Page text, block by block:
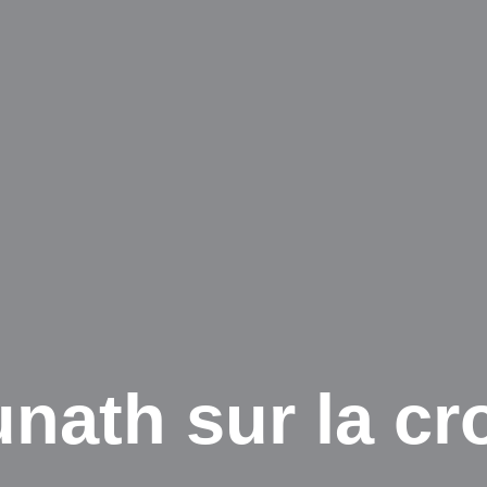
sur la